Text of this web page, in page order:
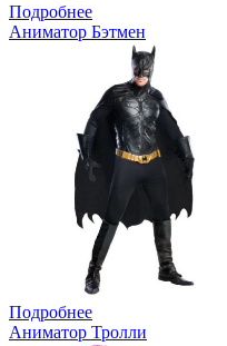
Подробнее
Аниматор Бэтмен
Подробнее
Аниматор Тролли